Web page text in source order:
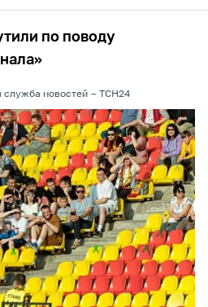
по поводу
служба новостей ТСН24